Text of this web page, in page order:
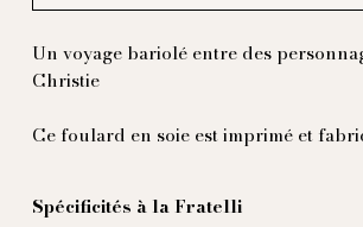
Un voyage bariolé entre des
Christie
Ce foulard en soie est imprimé et
Spécificités à la Fratelli